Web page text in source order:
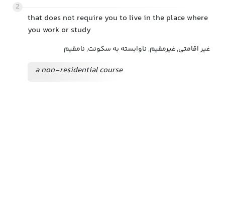
2
that does not require you to live in the place where
you work or study
غیر اقامتی, غیرمقیم, ناوابسته به سکونت, نامقیم
a non-residential course